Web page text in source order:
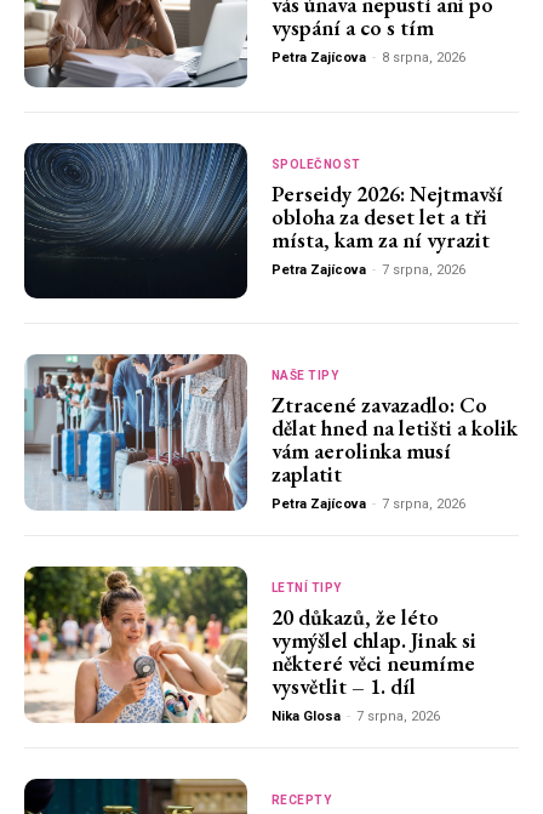
vyspání a co s tím
Petra Zajícova - 8 srpna, 2026
SPOLEČNOST
Perseidy 2026: Nejtmavší
obloha za deset let a tři
místa, kam za ní vyrazit
Petra Zajícova - 7 srpna, 2026
NAŠE TIPY
Ztracené zavazadlo: Co
dělat hned na letišti a kolik
vám aerolinka musí
zaplatit
Petra Zajícova - 7 srpna, 2026
LETNÍ TIPY
20 důkazů, že léto
vymýšlel chlap. Jinak si
některé věci neumíme
vysvětlit – 1. díl
Nika Glosa - 7 srpna, 2026
RECEPTY